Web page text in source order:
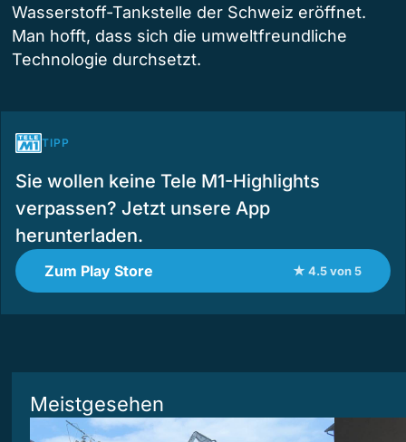
Wasserstoff-Tankstelle der Schweiz eröffnet.
Man hofft, dass sich die umweltfreundliche
Technologie durchsetzt.
TIPP
Sie wollen keine Tele M1-Highlights
verpassen? Jetzt unsere App
herunterladen.
Zum Play Store ★ 4.5 von 5
Meistgesehen